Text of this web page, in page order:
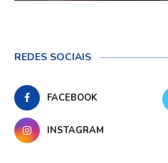
REDES SOCIAIS
FACEBOOK
INSTAGRAM